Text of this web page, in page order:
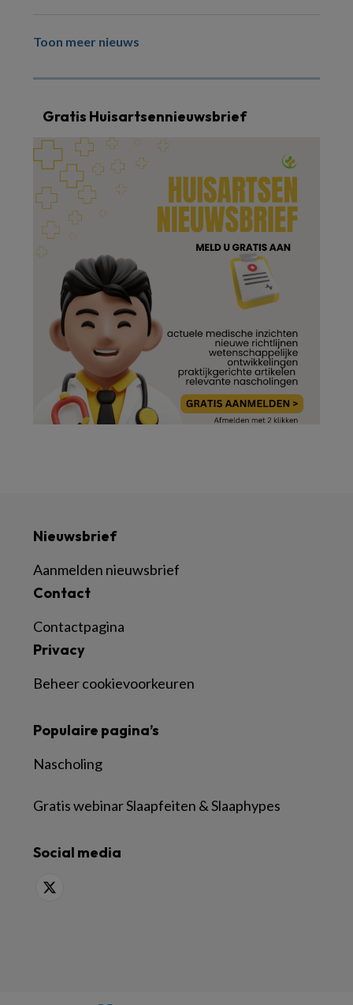
Toon meer nieuws
Gratis Huisartsennieuwsbrief
Nieuwsbrief
Aanmelden nieuwsbrief
Contact
Contactpagina
Privacy
Beheer cookievoorkeuren
Populaire pagina’s
Nascholing
Gratis webinar Slaapfeiten & Slaaphypes
Social media